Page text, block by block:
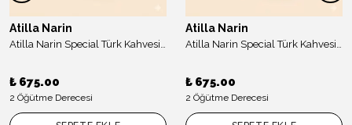
Atilla Narin
Atilla Narin Special Türk Kahvesi Colombıa Red Bourbon Signature Series 45 gr
₺ 675.00
2 Öğütme Derecesi
Atilla Narin
Atilla Narin Special Türk Kahvesi Colombıa Pınk Bourbon Signature Series 45 gr
₺ 675.00
2 Öğütme Derecesi